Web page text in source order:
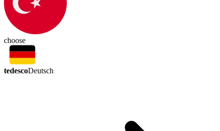
choose
tedescoDeutsch